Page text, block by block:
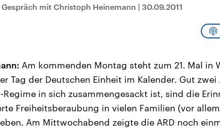
verankert.
mit Christoph Heinemann | 30.09.2011
Am kommenden Montag steht zum 21. Mal in
Tag der Deutschen Einheit im Kalender. Gut zwei
Regime in sich zusammengesackt ist, sind die
Freiheitsberaubung in vielen Familien (vor
Am Mittwochabend zeigte die ARD noch